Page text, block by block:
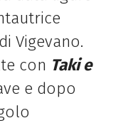
Vigevano.
con Taki e
e dopo